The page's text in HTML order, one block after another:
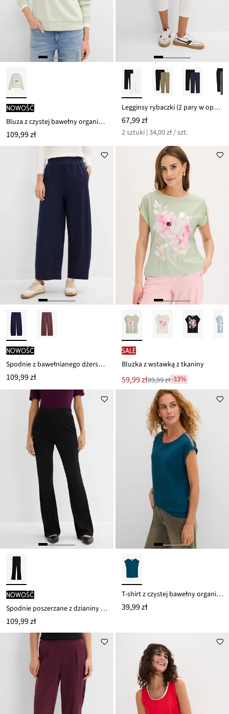
nowość
Bluza z czystej bawełny organicznej z wypukłym nadrukiem
109,99 zł
Legginsy rybaczki (2 pary w opak.)
67,99 zł
2 sztuki | 34,00 zł / szt.
nowość
Spodnie z bawełnianego dżerseju Interlock
109,99 zł
SALE
Bluzka z wstawką z tkaniny
Nowa
cena
59,99 zł
Przeceniono
89,99 zł
89,99 zł-33%
nowość
Spodnie poszerzane z dzianiny punto di roma
109,99 zł
T-shirt z czystej bawełny organicznej
39,99 zł